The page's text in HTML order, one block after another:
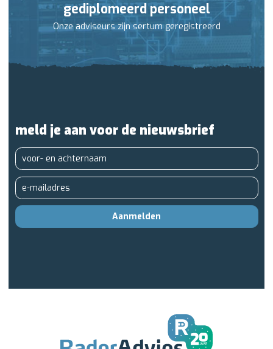
gediplomeerd personeel
Onze adviseurs zijn sertum geregistreerd
meld je aan voor de nieuwsbrief
Aanmelden